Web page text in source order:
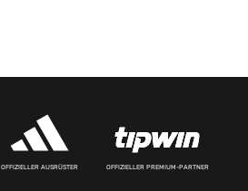
OFFIZIELLER AUSRÜSTER OFFIZIELLER PREMIUM-PARTNER